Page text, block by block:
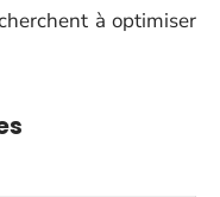
à optimiser